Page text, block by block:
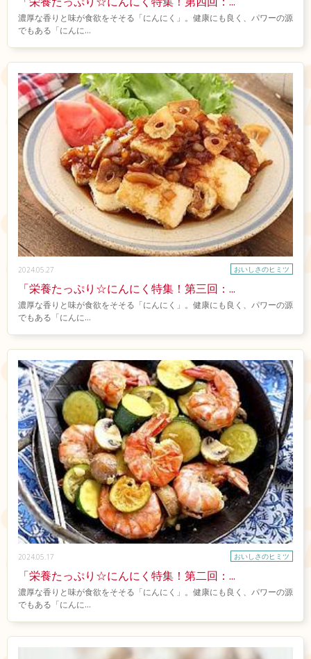
濃厚な香りと味が食欲をそそる「にんにく」。健康にも良く、パワーの源
でもある「にんに...
2024.05.27 おいしさのヒミツ
「栄養たっぷり☆にんにく特集！第三回：...
濃厚な香りと味が食欲をそそる「にんにく」。健康にも良く、パワーの源
でもある「にんに...
2024.05.17 おいしさのヒミツ
「栄養たっぷり☆にんにく特集！第二回：...
濃厚な香りと味が食欲をそそる「にんにく」。健康にも良く、パワーの源
でもある「にんに...